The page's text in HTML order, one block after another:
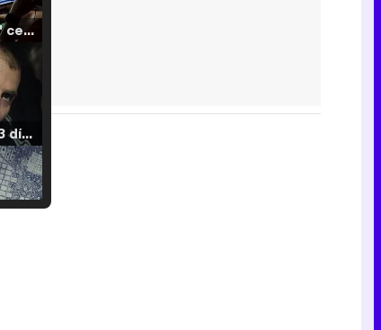
'120 Minutos' celebra sus 2.000 programas en Telemadrid con un vídeo del día a día en la redacción
Tráiler de '33 días', la nueva serie de Atresplayer con Julián Villagrán y José Manuel Poga